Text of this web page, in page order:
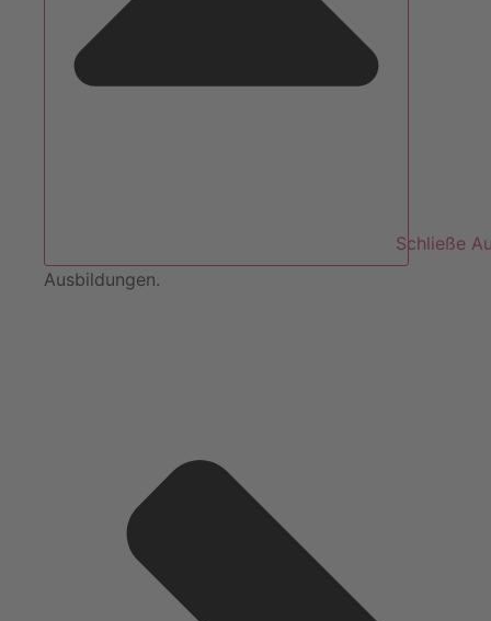
Schließe
Ausbildungen.